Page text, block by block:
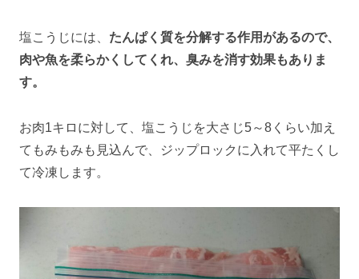
塩こうじには、 たんぱく質を分解する作用があるので、
肉や魚を柔らかくしてくれ、臭みを消す効果もありま
す。
お肉1キロに対して、塩こうじを大さじ5～8くらい加え
てもみもみも見込んで、ジップロックに入れて平たくし
て冷凍します。